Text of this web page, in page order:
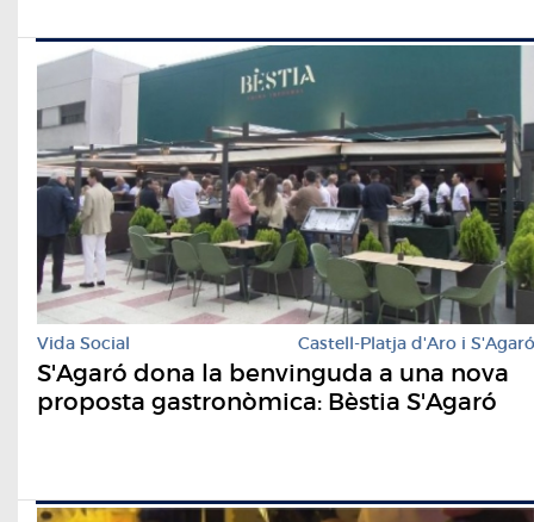
Vida Social Castell-Platja d'Aro i S'Agaró
S'Agaró dona la benvinguda a una nova
proposta gastronòmica: Bèstia S'Agaró